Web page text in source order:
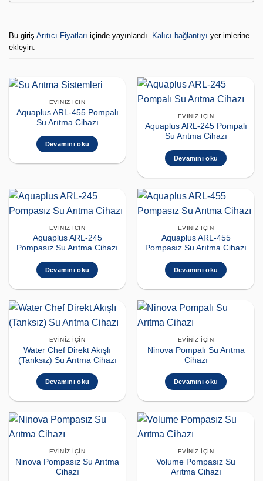
Bu giriş Arıtıcı Fiyatları içinde yayınlandı. Kalıcı bağlantıyı yer imlerine
ekleyin.
EVINIZ İÇIN
Aquaplus ARL-455 Pompalı
Su Arıtma Cihazı
Devamını oku
EVINIZ İÇIN
Aquaplus ARL-245 Pompalı
Su Arıtma Cihazı
Devamını oku
EVINIZ İÇIN
Aquaplus ARL-245
Pompasız Su Arıtma Cihazı
Devamını oku
EVINIZ İÇIN
Aquaplus ARL-455
Pompasız Su Arıtma Cihazı
Devamını oku
EVINIZ İÇIN
Water Chef Direkt Akışlı
(Tanksız) Su Arıtma Cihazı
Devamını oku
EVINIZ İÇIN
Ninova Pompalı Su Arıtma
Cihazı
Devamını oku
EVINIZ İÇIN
Ninova Pompasız Su Arıtma
Cihazı
EVINIZ İÇIN
Volume Pompasız Su
Arıtma Cihazı